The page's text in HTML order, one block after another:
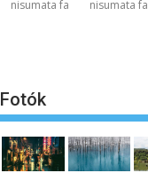
nisumata fa
nisumata fa
Fotók